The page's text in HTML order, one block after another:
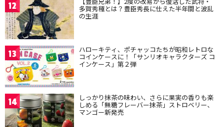
12 多賀秀種とは？豊臣秀長に仕えた半年間と波乱
の生涯
13 ハローキティ、ポチャッコたちが昭和レトロな
コインケースに！「サンリオキャラクターズ コ
インケース」第２弾
14 しっかり抹茶の味わい、さらに果実の香りも楽
しめる「無糖フレーバー抹茶」ストロベリー、
マンゴー新発売